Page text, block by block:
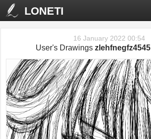
LONETI
16 January 2022 00:54
User's Drawingszlehfnegfz4545